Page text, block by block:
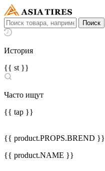
История
{{ st }}
Часто ищут
{{ tap }}
{{ product.PROPS.BREND }}
{{ product.NAME }}